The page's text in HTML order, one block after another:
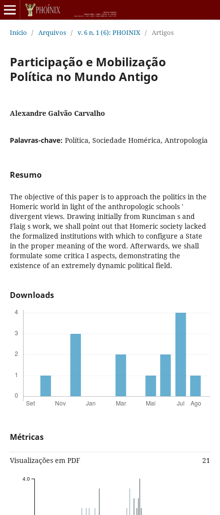
Início / Arquivos / v. 6 n. 1 (6): PHOINIX / Artigos
Participação e Mobilização
Política no Mundo Antigo
Alexandre Galvão Carvalho
Palavras-chave: Política, Sociedade Homérica, Antropologia
Resumo
The objective of this paper is to approach the politics in the
Homeric world in light of the anthropologic schools '
divergent views. Drawing initially from Runciman s and
Flaig s work, we shall point out that Homeric society lacked
the formalized institutions with which to configure a State
in the proper meaning of the word. Afterwards, we shall
formulate some critica I aspects, demonstrating the
existence of an extremely dynamic political field.
Downloads
Métricas
Visualizações em PDF 21
4.0